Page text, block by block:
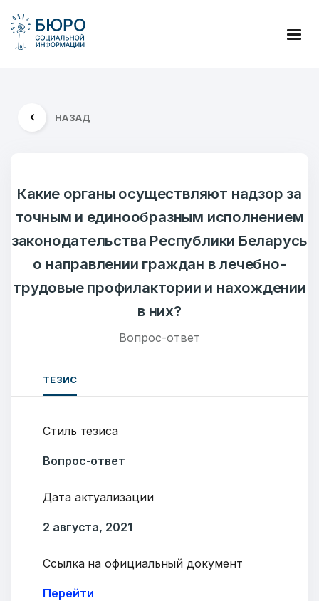
НАЗАД
Какие органы осуществляют надзор за
точным и единообразным исполнением
законодательства Республики Беларусь
о направлении граждан в лечебно-
трудовые профилактории и нахождении
в них?
Вопрос-ответ
ТЕЗИС
Стиль тезиса
Вопрос-ответ
Дата актуализации
2 августа, 2021
Ссылка на официальный документ
Перейти